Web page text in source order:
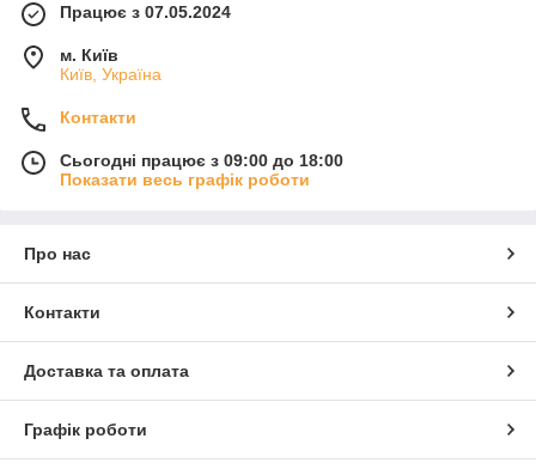
Працює з 07.05.2024
м. Київ
Київ, Україна
Контакти
Сьогодні працює з 09:00 до 18:00
Показати весь графік роботи
Про нас
Контакти
Доставка та оплата
Графік роботи